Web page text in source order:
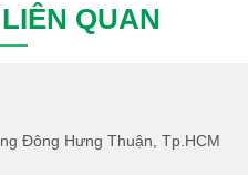
LIÊN QUAN
Đông Hưng Thuận, Tp.HCM